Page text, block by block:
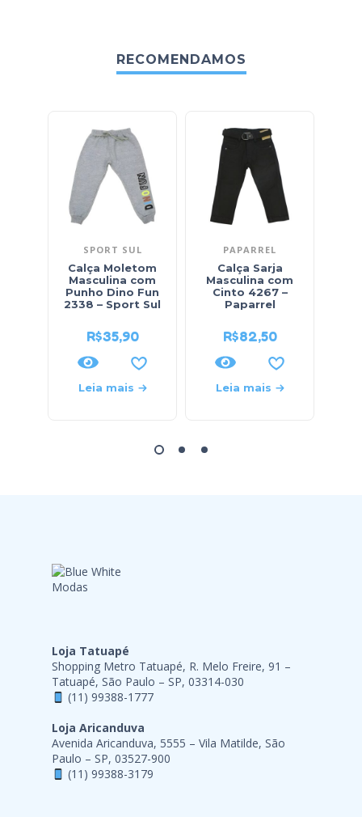
RECOMENDAMOS
SPORT SUL
Calça Moletom
Masculina com
Punho Dino Fun
2338 – Sport Sul
R$35,90
Leia mais
PAPARREL
Calça Sarja
Masculina com
Cinto 4267 –
Paparrel
R$82,50
Leia mais
Loja Tatuapé
Shopping Metro Tatuapé, R. Melo Freire, 91 –
Tatuapé, São Paulo – SP, 03314-030
(11) 99388-1777
Loja Aricanduva
Avenida Aricanduva, 5555 – Vila Matilde, São
Paulo – SP, 03527-900
(11) 99388-3179